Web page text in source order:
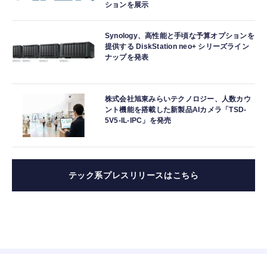
ションを展示
Synology、高性能と手頃な予算オプションを
提供する DiskStation neo+ シリーズライン
ナップを発表
株式会社旭東みらいテクノロジー、人数カウ
ント機能を搭載した新製品AIカメラ「TSD-
5V5-IL-IPC」を発売
テック系プレスリリースはこちら